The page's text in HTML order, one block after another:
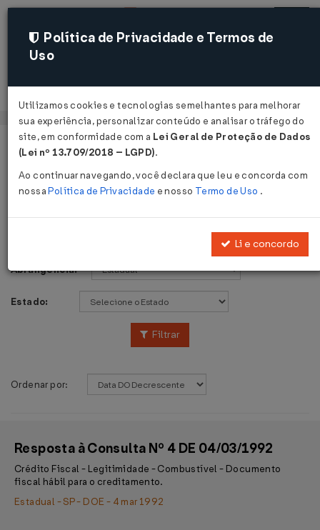
Acessar
Página Inicial Legislações
Legislações
Abrangência:
Estado:
Filtrar
Ordenar por:
Resposta à Consulta Nº 4 DE 04/03/1992
Crédito Fiscal - Legitimidade - Combustível - Documento
fiscal hábil para o creditamento.
Estadual - SP - DOE - 4 mar 1992
Política de Privacidade e Termos de
Uso
Utilizamos cookies e tecnologias semelhantes para melhorar
sua experiência, personalizar conteúdo e analisar o tráfego do
site, em conformidade com a Lei Geral de Proteção de Dados
(Lei nº 13.709/2018 – LGPD).
Ao continuar navegando, você declara que leu e concorda com
nossaPolítica de Privacidade e nosso Termo de Uso .
Li e concordo